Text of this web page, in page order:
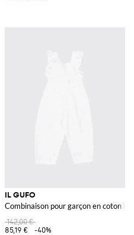
IL GUFO
Combinaison pour garçon en coton
142,00 €
85,19 €
-40%